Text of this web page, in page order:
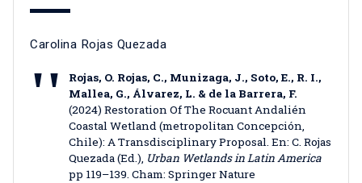
Carolina Rojas Quezada
Rojas, O. Rojas, C., Munizaga, J., Soto, E., R. I.,
Mallea, G., Álvarez, L. & de la Barrera, F.
(2024) Restoration Of The Rocuant Andalién
Coastal Wetland (metropolitan Concepción,
Chile): A Transdisciplinary Proposal. En: C. Rojas
Quezada (Ed.), Urban Wetlands in Latin America
pp 119–139. Cham: Springer Nature